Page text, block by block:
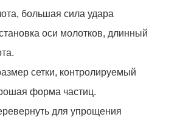
большая сила удара
оси молотков, длинный
сетки, контролируемый
форма частиц.
для упрощения